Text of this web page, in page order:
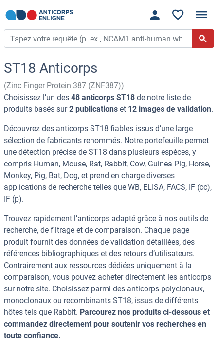
ST18 Anticorps
(Zinc Finger Protein 387 (ZNF387))
Choisissez l’un des 48 anticorps ST18 de notre liste de
produits basés sur2 publications et 12 images de validation.
Découvrez des anticorps ST18 fiables issus d’une large
sélection de fabricants renommés. Notre portefeuille permet
une détection précise de ST18 dans plusieurs espèces, y
compris Human, Mouse, Rat, Rabbit, Cow, Guinea Pig, Horse,
Monkey, Pig, Bat, Dog, et prend en charge diverses
applications de recherche telles que WB, ELISA, FACS, IF (cc),
IF (p).
Trouvez rapidement l’anticorps adapté grâce à nos outils de
recherche, de filtrage et de comparaison. Chaque page
produit fournit des données de validation détaillées, des
références bibliographiques et des retours d’utilisateurs.
Contrairement aux ressources dédiées uniquement à la
comparaison, vous pouvez acheter directement les anticorps
sur notre site. Choisissez parmi des anticorps polyclonaux,
monoclonaux ou recombinants ST18, issus de différents
hôtes tels que Rabbit. Parcourez nos produits ci-dessous et
commandez directement pour soutenir vos recherches en
toute confiance.